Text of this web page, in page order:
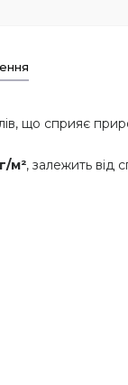
що сприяє
м², залежить від